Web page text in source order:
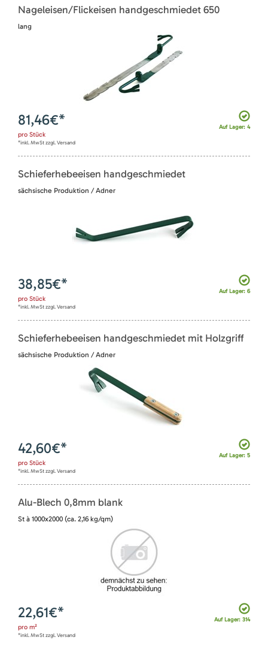
Nageleisen/Flickeisen handgeschmiedet 650
lang
Auf Lager: 4
81,46€*
pro Stück
*inkl. MwSt zzgl. Versand
Schieferhebeeisen handgeschmiedet
sächsische Produktion / Adner
Auf Lager: 6
38,85€*
pro Stück
*inkl. MwSt zzgl. Versand
Schieferhebeeisen handgeschmiedet mit Holzgriff
sächsische Produktion / Adner
Auf Lager: 5
42,60€*
pro Stück
*inkl. MwSt zzgl. Versand
Alu-Blech 0,8mm blank
St à 1000x2000 (ca. 2,16 kg/qm)
Auf Lager: 314
22,61€*
pro m²
*inkl. MwSt zzgl. Versand